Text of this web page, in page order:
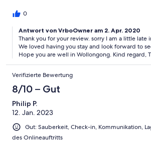
0
Antwort von VrboOwner am 2. Apr. 2020
Thank you for your review. sorry I am a little late
We loved having you stay and look forward to
Hope you are well in Wollongong. Kind regard,
Verifizierte Bewertung
8/10 – Gut
Philip P.
12. Jan. 2023
Gut: Sauberkeit, Check-in, Kommunikation,
des Onlineauftritts